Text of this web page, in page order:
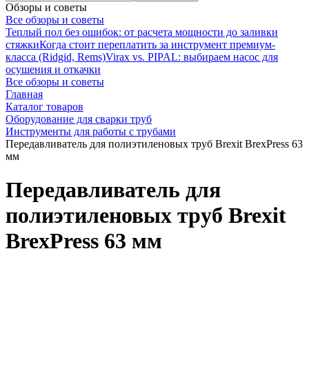
Обзоры и советы
Все обзоры и советы
Теплый пол без ошибок: от расчета мощности до заливки
стяжкиКогда стоит переплатить за инструмент премиум-
класса (Ridgid, Rems)Virax vs. PIPAL: выбираем насос для
осушения и откачки
Все обзоры и советы
Главная
Каталог товаров
Оборудование для сварки труб
Инструменты для работы с трубами
Передавливатель для полиэтиленовых труб Brexit BrexPress 63
мм
Передавливатель для
полиэтиленовых труб Brexit
BrexPress 63 мм